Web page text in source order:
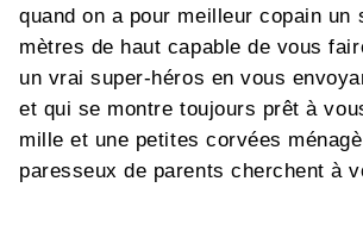
quand on a pour meilleur copain un
mètres de haut capable de vous
un vrai super-héros en vous
et qui se montre toujours prêt à
mille et une petites corvées
paresseux de parents cherchent à